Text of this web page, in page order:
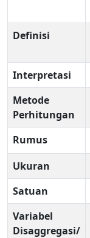
Definisi
Interpretasi
Metode
Perhitungan
Rumus
Ukuran
Satuan
Variabel
Disaggregasi/